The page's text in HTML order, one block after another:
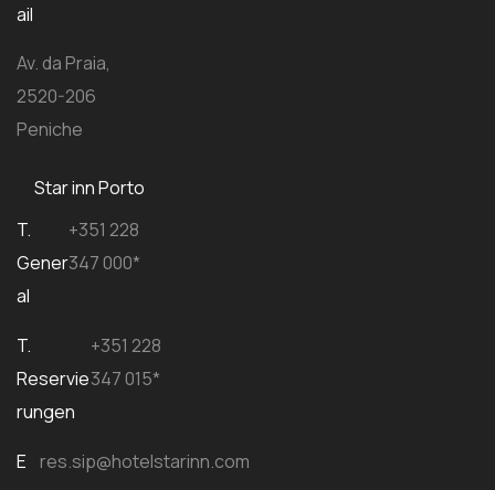
ail
Av. da Praia,
2520-206
Peniche
Star inn Porto
T.
Gener
al
+351 228
347 000*
T.
Reservie
rungen
+351 228
347 015*
E
res.sip@hotelstarinn.com